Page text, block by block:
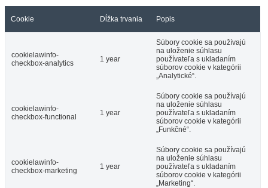
Cookie Dĺžka trvania Popis
cookielawinfo-
checkbox-analytics
1 year
Súbory cookie sa používajú
na uloženie súhlasu
používateľa s ukladaním
súborov cookie v kategórii
„Analytické“.
cookielawinfo-
checkbox-functional
1 year
Súbory cookie sa používajú
na uloženie súhlasu
používateľa s ukladaním
súborov cookie v kategórii
„Funkčné“.
cookielawinfo-
checkbox-marketing
1 year
Súbory cookie sa používajú
na uloženie súhlasu
používateľa s ukladaním
súborov cookie v kategórii
„Marketing“.